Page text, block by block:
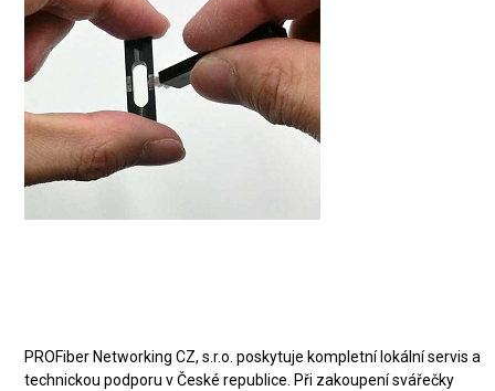
PROFiber Networking CZ, s.r.o. poskytuje kompletní lokální servis a
technickou podporu v České republice. Při zakoupení svářečky